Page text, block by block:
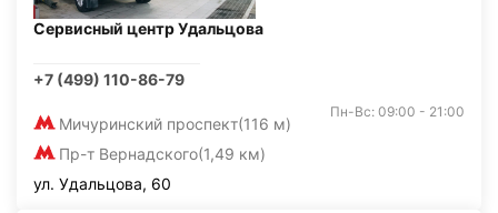
Сервисный центр Удальцова
+7 (499) 110-86-79
Мичуринский проспект(116 м)
Пр-т Вернадского(1,49 км)
Пн-Вс: 09:00 - 21:00
ул. Удальцова, 60